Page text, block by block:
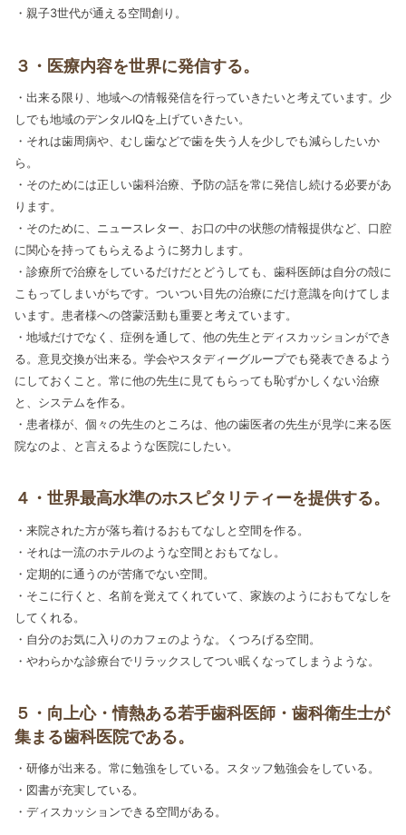
・親子3世代が通える空間創り。
３・医療内容を世界に発信する。
・出来る限り、地域への情報発信を行っていきたいと考えています。少
しでも地域のデンタルIQを上げていきたい。
・それは歯周病や、むし歯などで歯を失う人を少しでも減らしたいか
ら。
・そのためには正しい歯科治療、予防の話を常に発信し続ける必要があ
ります。
・そのために、ニュースレター、お口の中の状態の情報提供など、口腔
に関心を持ってもらえるように努力します。
・診療所で治療をしているだけだとどうしても、歯科医師は自分の殻に
こもってしまいがちです。ついつい目先の治療にだけ意識を向けてしま
います。患者様への啓蒙活動も重要と考えています。
・地域だけでなく、症例を通して、他の先生とディスカッションができ
る。意見交換が出来る。学会やスタディーグループでも発表できるよう
にしておくこと。常に他の先生に見てもらっても恥ずかしくない治療
と、システムを作る。
・患者様が、個々の先生のところは、他の歯医者の先生が見学に来る医
院なのよ、と言えるような医院にしたい。
４・世界最高水準のホスピタリティーを提供する。
・来院された方が落ち着けるおもてなしと空間を作る。
・それは一流のホテルのような空間とおもてなし。
・定期的に通うのが苦痛でない空間。
・そこに行くと、名前を覚えてくれていて、家族のようにおもてなしを
してくれる。
・自分のお気に入りのカフェのような。くつろげる空間。
・やわらかな診療台でリラックスしてつい眠くなってしまうような。
５・向上心・情熱ある若手歯科医師・歯科衛生士が
集まる歯科医院である。
・研修が出来る。常に勉強をしている。スタッフ勉強会をしている。
・図書が充実している。
・ディスカッションできる空間がある。